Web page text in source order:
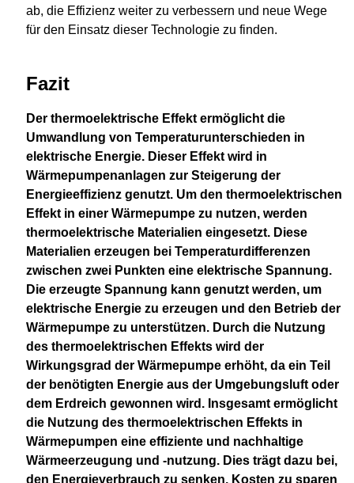
ab, die Effizienz weiter zu verbessern und neue Wege
für den Einsatz dieser Technologie zu finden.
Fazit
Der thermoelektrische Effekt ermöglicht die
Umwandlung von Temperaturunterschieden in
elektrische Energie. Dieser Effekt wird in
Wärmepumpenanlagen zur Steigerung der
Energieeffizienz genutzt. Um den thermoelektrischen
Effekt in einer Wärmepumpe zu nutzen, werden
thermoelektrische Materialien eingesetzt. Diese
Materialien erzeugen bei Temperaturdifferenzen
zwischen zwei Punkten eine elektrische Spannung.
Die erzeugte Spannung kann genutzt werden, um
elektrische Energie zu erzeugen und den Betrieb der
Wärmepumpe zu unterstützen. Durch die Nutzung
des thermoelektrischen Effekts wird der
Wirkungsgrad der Wärmepumpe erhöht, da ein Teil
der benötigten Energie aus der Umgebungsluft oder
dem Erdreich gewonnen wird. Insgesamt ermöglicht
die Nutzung des thermoelektrischen Effekts in
Wärmepumpen eine effiziente und nachhaltige
Wärmeerzeugung und -nutzung. Dies trägt dazu bei,
den Energieverbrauch zu senken, Kosten zu sparen